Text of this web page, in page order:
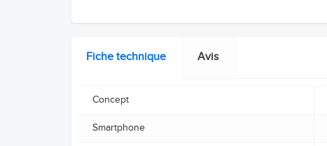
Fiche technique Avis
Concept
Smartphone